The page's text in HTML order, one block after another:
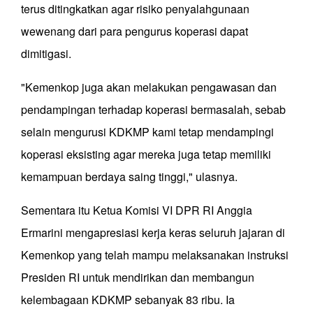
terus ditingkatkan agar risiko penyalahgunaan
wewenang dari para pengurus koperasi dapat
dimitigasi.
"Kemenkop juga akan melakukan pengawasan dan
pendampingan terhadap koperasi bermasalah, sebab
selain mengurusi KDKMP kami tetap mendampingi
koperasi eksisting agar mereka juga tetap memiliki
kemampuan berdaya saing tinggi," ulasnya.
Sementara itu Ketua Komisi VI DPR RI Anggia
Ermarini mengapresiasi kerja keras seluruh jajaran di
Kemenkop yang telah mampu melaksanakan instruksi
Presiden RI untuk mendirikan dan membangun
kelembagaan KDKMP sebanyak 83 ribu. Ia